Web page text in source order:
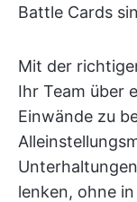
Battle Cards
Mit der
Ihr Team über
Einwände zu
lenken, ohne